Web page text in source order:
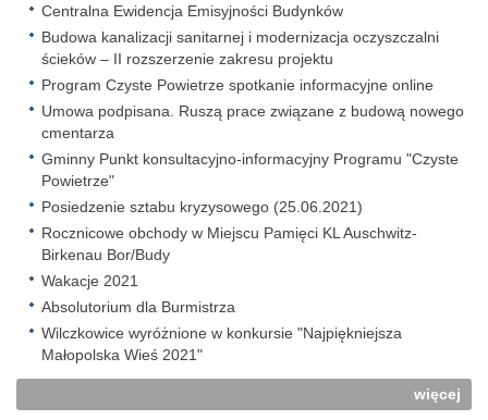
Centralna Ewidencja Emisyjności Budynków
Budowa kanalizacji sanitarnej i modernizacja oczyszczalni
ścieków – II rozszerzenie zakresu projektu
Program Czyste Powietrze spotkanie informacyjne online
Umowa podpisana. Ruszą prace związane z budową nowego
cmentarza
Gminny Punkt konsultacyjno-informacyjny Programu "Czyste
Powietrze"
Posiedzenie sztabu kryzysowego (25.06.2021)
Rocznicowe obchody w Miejscu Pamięci KL Auschwitz-
Birkenau Bor/Budy
Wakacje 2021
Absolutorium dla Burmistrza
Wilczkowice wyróżnione w konkursie "Najpiękniejsza
Małopolska Wieś 2021"
więcej